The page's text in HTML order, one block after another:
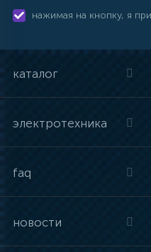
нажимая на кнопку, я
каталог
электротехника
faq
новости